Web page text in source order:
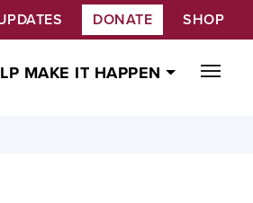
DONATE SHOP
MAKE IT HAPPEN